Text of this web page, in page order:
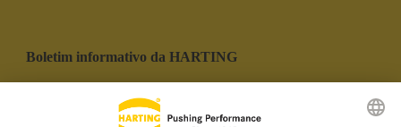
Boletim informativo da HARTING